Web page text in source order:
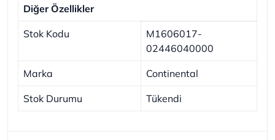
Diğer Özellikler
Stok Kodu
M1606017-
02446040000
Marka Continental
Stok Durumu Tükendi